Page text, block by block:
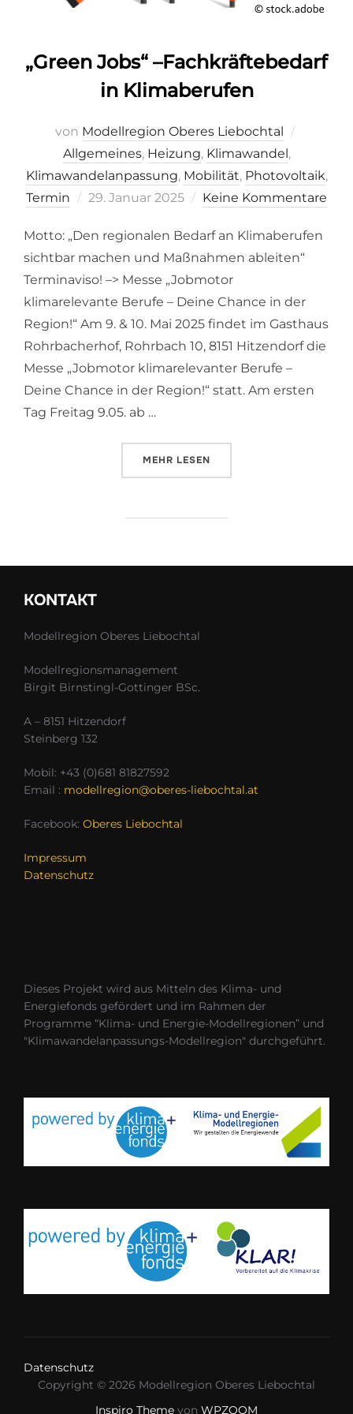
„Green Jobs“ –Fachkräftebedarf
in Klimaberufen
von Modellregion Oberes Liebochtal
Allgemeines, Heizung, Klimawandel,
Klimawandelanpassung, Mobilität, Photovoltaik,
Termin
Veröffentlicht
29. Januar 2025 Keine Kommentare
Motto: „Den regionalen Bedarf an Klimaberufen
sichtbar machen und Maßnahmen ableiten“
Terminaviso! –> Messe „Jobmotor
klimarelevante Berufe – Deine Chance in der
Region!“ Am 9. & 10. Mai 2025 findet im Gasthaus
Rohrbacherhof, Rohrbach 10, 8151 Hitzendorf die
Messe „Jobmotor klimarelevanter Berufe –
Deine Chance in der Region!“ statt. Am ersten
Tag Freitag 9.05. ab …
MEHR ÜBER „„GREEN JOBS“
LESEN
KONTAKT
Modellregion Oberes Liebochtal
Modellregionsmanagement
Birgit Birnstingl-Gottinger BSc.
A – 8151 Hitzendorf
Steinberg 132
Mobil: +43 (0)681 81827592
Email : modellregion@oberes-liebochtal.at
Facebook: Oberes Liebochtal
Impressum
Datenschutz
Dieses Projekt wird aus Mitteln des Klima- und
Energiefonds gefördert und im Rahmen der
Programme “Klima- und Energie-Modellregionen” und
"Klimawandelanpassungs-Modellregion" durchgeführt.
Datenschutz
Copyright © 2026 Modellregion Oberes Liebochtal
Inspiro Theme von WPZOOM